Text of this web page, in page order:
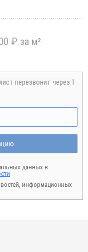
₽ за м²
перезвонит через 1
данных в
информационных